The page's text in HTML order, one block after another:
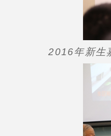
2016年新生